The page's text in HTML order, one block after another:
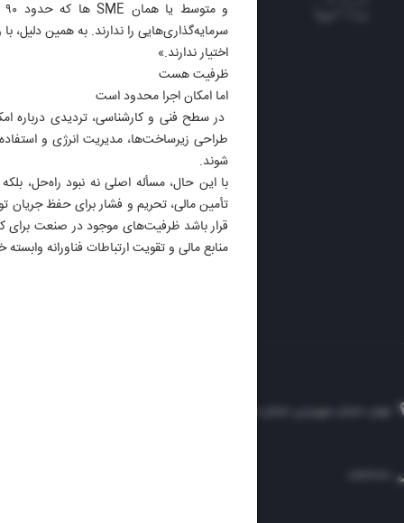
سرمایه‌گذاری‌هایی را ندارند. به همین دلیل،
اختیار ندارند.»
ظرفیت هست
اما امکان اجرا محدود است
در سطح فنی و کارشناسی، تردیدی درباره
طراحی زیرساخت‌ها، مدیریت انرژی و
شوند.
با این حال، مسأله اصلی نه نبود راه‌حل،
تأمین مالی، تحریم و فشار برای حفظ جریان
قرار باشد ظرفیت‌های موجود در صنعت برای
منابع مالی و تقویت ارتباطات فناورانه وابسته
الوفاق
تهران، خیابان سهروردی، خیابان خرمشهر، نرسیده به مصلی، موسسه فرهنگی-مطبوعاتی ایران